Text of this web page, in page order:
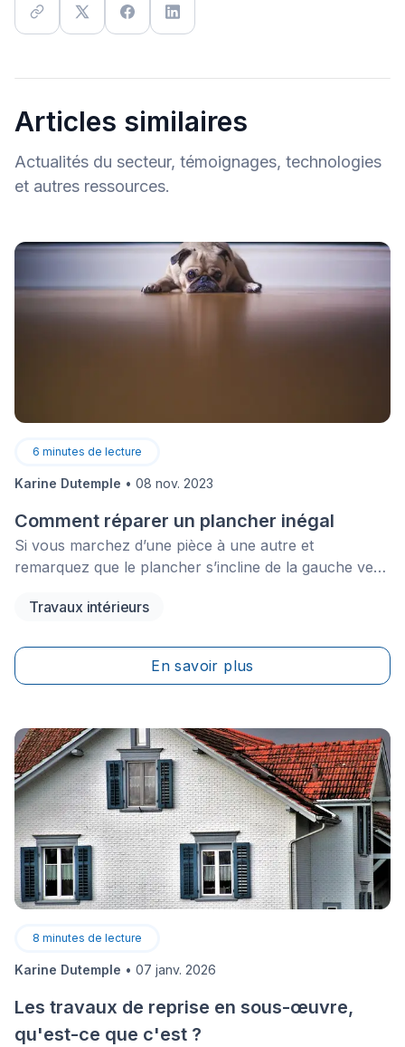
Articles similaires
Actualités du secteur, témoignages, technologies
et autres ressources.
6 minutes de lecture
Karine Dutemple • 08 nov. 2023
Comment réparer un plancher inégal
Si vous marchez d’une pièce à une autre et
remarquez que le plancher s’incline de la gauche vers
creux ou une déclinaison dans votre plancher puisse
dans tous vos états. Il est probable qu’un plancher
inégal indique la présence d’un problème plus sérieux,
méthodes que vous pouvez utiliser pour remédier à la
situation.
Travaux intérieurs
En savoir plus
8 minutes de lecture
Karine Dutemple • 07 janv. 2026
Les travaux de reprise en sous-œuvre,
qu'est-ce que c'est ?